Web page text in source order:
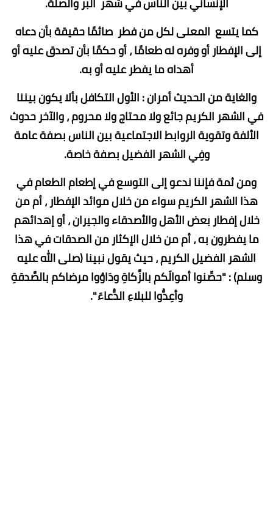
كما يتسع المعنى لكل من فطر صائمًا حقيقة بأن دعاه
إلى الإفطار أو وفره له طعامًا ، أو حكمًا بأن تصدق عليه أو
أهداه ما يفطر عليه أو به.
والغاية من الحديث أمران : الأول التكافل بألا يكون بيننا
في الشهر الكريم جائع ولا محتاج ولا محروم ، والآخر حدوث
الألفة وتقوية الروابط الاجتماعية بين الناس بصفة عامة
وفِي الشهر الفضيل بصفة خاصة.
ومن ثمة فإننا ندعو إلى التوسع في إطعام الطعام في
هذا الشهر الكريم سواء من خلال موائد الإفطار ، أم من
خلال إفطار بعض الأهل والأصدقاء والجيران ، أو إهدائهم
ما يفطرون به ، أم من خلال الإكثار من الصدقات في هذا
الشهر الفضيل الكريم ، حيث يقول نبينا (صلى الله عليه
وسلم) : "حصِّنوا أموالَكم بالزَّكاةِ ودَاوُوا مرضاكم بالصَّدقةِ
وأعِدُّوا للبلاءِ الدُّعاءَ ".